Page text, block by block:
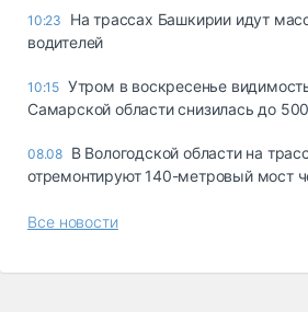
10:23
На трассах Башкирии идут
водителей
10:15 Утром в воскресенье
Самарской области снизилась до
08.08 В Вологодской области на
отремонтируют 140-метровый мост
Все новости